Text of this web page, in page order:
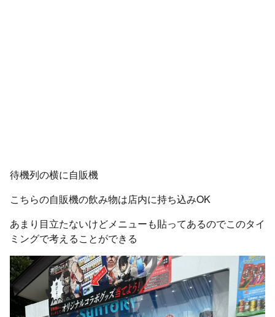
待機列の横に自販機
こちらの自販機の飲み物は店内に持ち込みOK
あまり目立たないけどメニューも貼ってあるのでこのタイ
ミングで考えることができる